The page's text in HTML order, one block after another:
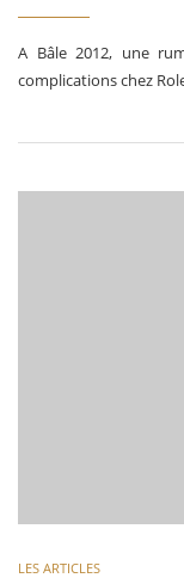
A Bâle 2012, une
complications chez
LES ARTICLES